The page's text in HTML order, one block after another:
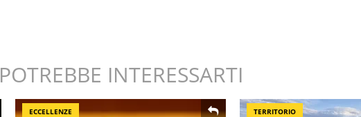
POTREBBE INTERESSARTI
ECCELLENZE TERRITORIO